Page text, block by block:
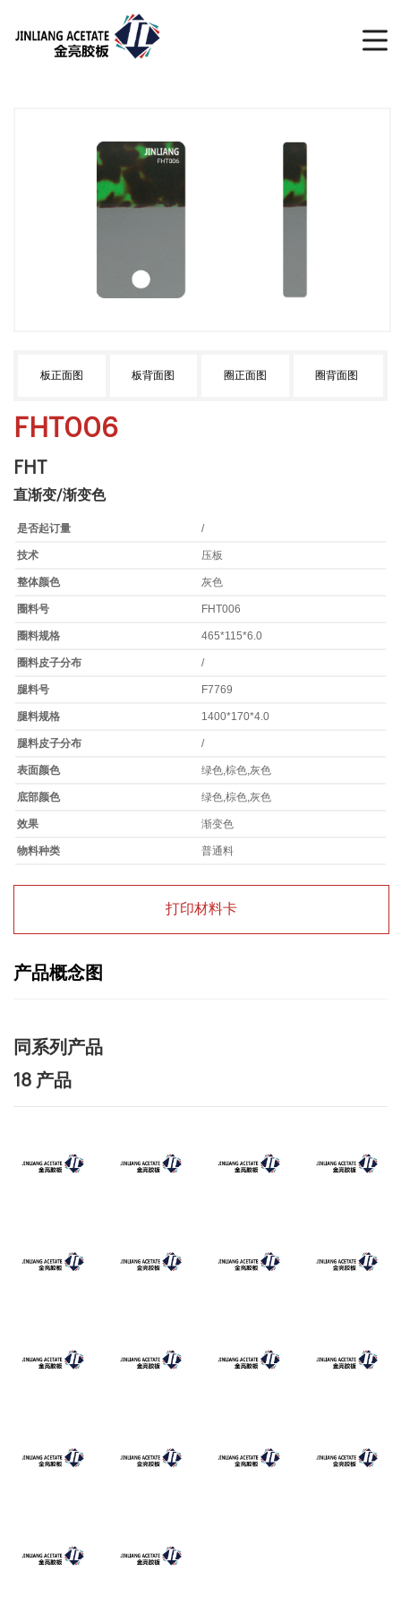
板正面图 板背面图 圈正面图 圈背面图
FHT006
FHT
直渐变/渐变色
是否起订量 /
技术 压板
整体颜色 灰色
圈料号 FHT006
圈料规格 465*115*6.0
圈料皮子分布 /
腿料号 F7769
腿料规格 1400*170*4.0
腿料皮子分布 /
表面颜色 绿色,棕色,灰色
底部颜色 绿色,棕色,灰色
效果 渐变色
物料种类 普通料
打印材料卡
产品概念图
同系列产品
18 产品